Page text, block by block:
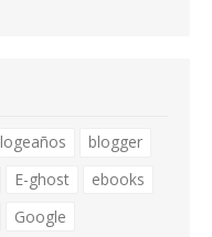
blogger
E-ghost
ebooks
Google